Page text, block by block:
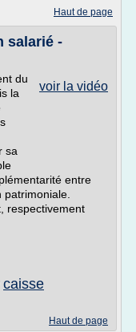
Haut de page
salarié -
voir la vidéo
du
la
sa
entre
respectivement
caisse
Haut de page